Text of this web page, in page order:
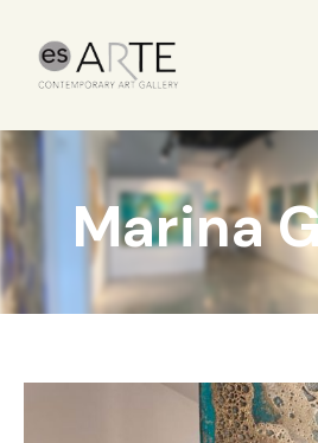
Marina